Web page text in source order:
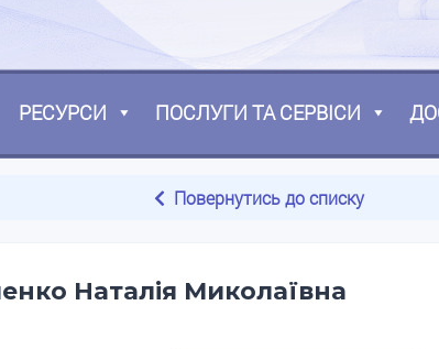
РЕСУРСИ ПОСЛУГИ ТА СЕРВІСИ
Повернутись до списку
Наталія Миколаївна